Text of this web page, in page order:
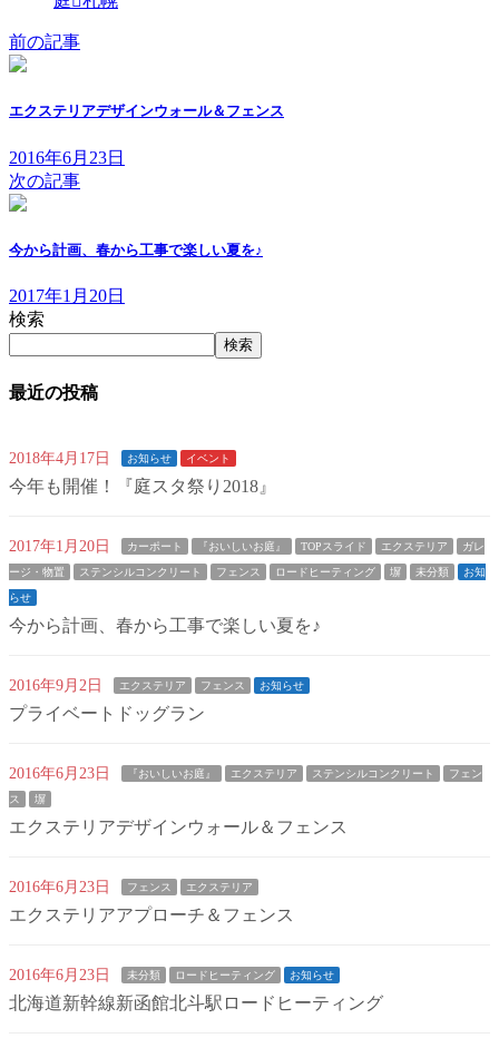
前の記事
エクステリアデザインウォール＆フェンス
2016年6月23日
次の記事
今から計画、春から工事で楽しい夏を♪
2017年1月20日
検索
検索
最近の投稿
2018年4月17日 お知らせ イベント
今年も開催！『庭スタ祭り2018』
2017年1月20日 カーポート 『おいしいお庭』 TOPスライド エクステリア ガレ
ージ・物置 ステンシルコンクリート フェンス ロードヒーティング 塀 未分類 お知
らせ
今から計画、春から工事で楽しい夏を♪
2016年9月2日 エクステリア フェンス お知らせ
プライベートドッグラン
2016年6月23日 『おいしいお庭』 エクステリア ステンシルコンクリート フェン
ス 塀
エクステリアデザインウォール＆フェンス
2016年6月23日 フェンス エクステリア
エクステリアアプローチ＆フェンス
2016年6月23日 未分類 ロードヒーティング お知らせ
北海道新幹線新函館北斗駅ロードヒーティング